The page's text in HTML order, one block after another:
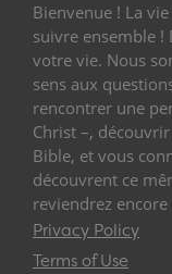
Bienvenue ! La
suivre ensemble
votre vie. Nous
sens aux
rencontrer une
Christ –,
Bible, et vous
découvrent ce
reviendrez encore
Privacy Policy
Terms of Use